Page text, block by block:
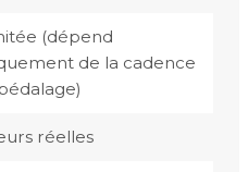
(dépend
de la cadence
réelles